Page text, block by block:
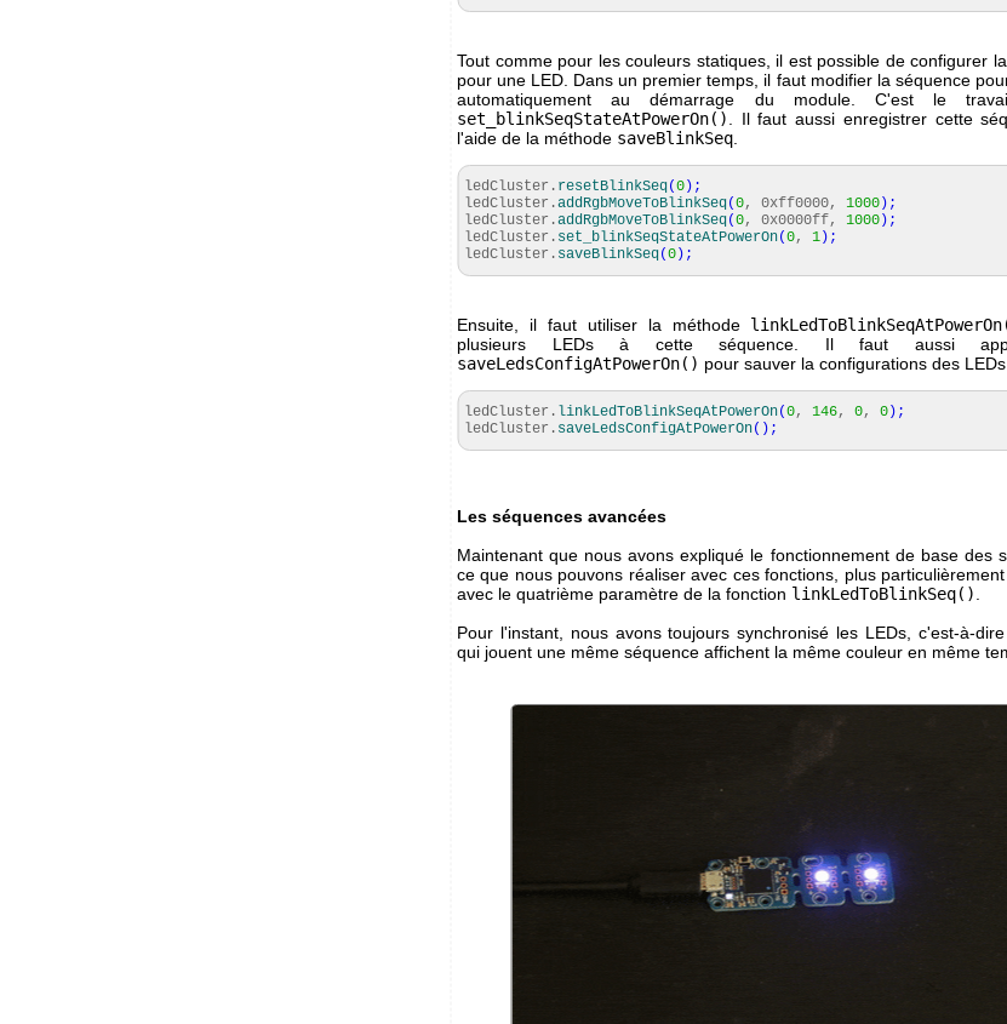
Tout comme pour les couleurs statiques, il est possible de configurer
pour une LED. Dans un premier temps, il faut modifier la séquence
automatiquement au démarrage du module. C'est le
set_blinkSeqStateAtPowerOn()
. Il faut aussi enregistrer cette
l'aide de la méthode saveBlinkSeq
ledCluster. resetBlinkSeq(0 ) ;
ledCluster.addRgbMoveToBlinkSeq(0, 0xff0000, 1000 ) ;
ledCluster.addRgbMoveToBlinkSeq(0, 0x0000ff, 1000 ) ;
ledCluster. set_blinkSeqStateAtPowerOn(0, 1 ) ;
ledCluster. saveBlinkSeq(0 ) ;
Ensuite, il faut utiliser la méthode
plusieurs LEDs à cette séquence. Il faut aussi
saveLedsConfigAtPowerOn() pour sauver la configurations des LEDs
ledCluster. linkLedToBlinkSeqAtPowerOn(0, 146, 0, 0 ) ;
ledCluster. saveLedsConfigAtPowerOn( ) ;
Les séquences avancées
Maintenant que nous avons expliqué le fonctionnement de base des
ce que nous pouvons réaliser avec ces fonctions, plus
avec le quatrième paramètre de la fonction linkLedToBlinkSeq()
Pour l'instant, nous avons toujours synchronisé les LEDs, c'est-à-
qui jouent une même séquence affichent la même couleur en même